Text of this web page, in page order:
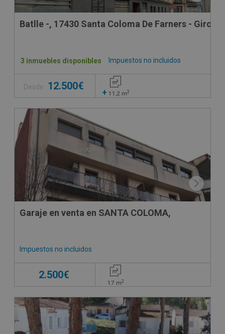
Batlle -, 17430 Santa Coloma De Farners - Girona
Impuestos no incluidos
3 inmuebles disponibles
Desde 12.500€
+ 11,2 m2
Garaje en venta en SANTA COLOMA,
Impuestos no incluidos
2.500€
17 m2
CESIÓN DE REMATE